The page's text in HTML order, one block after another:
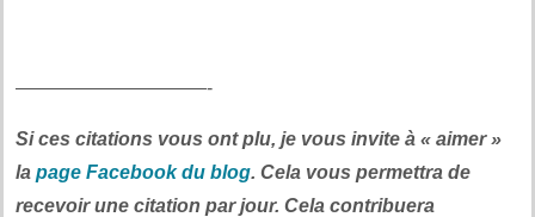
——————————-
Si ces citations vous ont plu, je vous invite à « aimer »
la page Facebook du blog. Cela vous permettra de
recevoir une citation par jour. Cela contribuera